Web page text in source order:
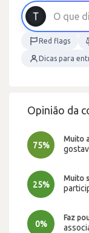
O que d i
Red flags
Dicas para
Opinião da
75%
Muito
25%
Muito
0%
Faz